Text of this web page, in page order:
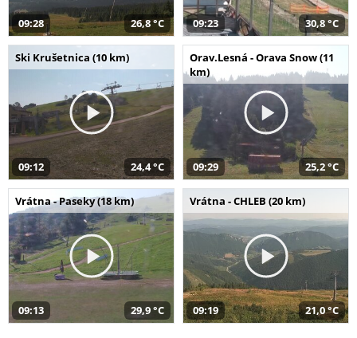
09:28 26,8 °C 09:23 30,8 °C
Ski Krušetnica (10 km)
09:12 24,4 °C
Orav.Lesná - Orava Snow (11
km)
09:29 25,2 °C
Vrátna - Paseky (18 km)
09:13 29,9 °C
Vrátna - CHLEB (20 km)
09:19 21,0 °C